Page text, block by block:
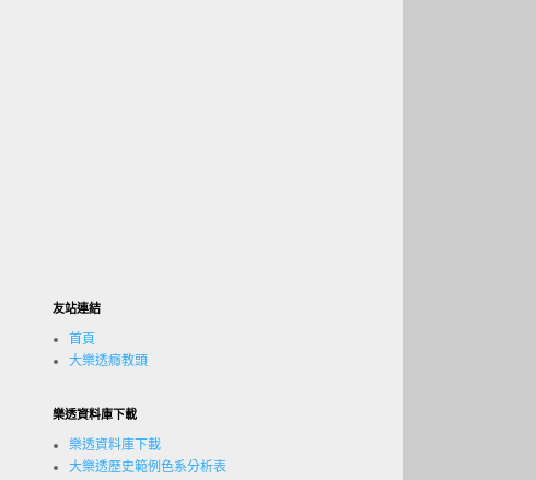
友站連結
首頁
大樂透癮教頭
樂透資料庫下載
樂透資料庫下載
大樂透歷史範例色系分析表